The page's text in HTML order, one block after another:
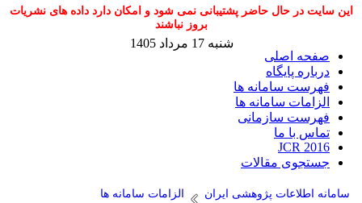
این سایت در حال حاضر پشتیبانی نمی شود و امکان دارد داده های نشریات
بروز نباشند
صفحه اصلی
درباره پایگاه
فهرست سامانه ها
الزامات سامانه ها
فهرست سازمانی
تماس با ما
JCR 2016
جستجوی مقالات
شنبه 17 مرداد 1405
سامانه اطلاعات پژوهشی ایران الزامات سامانه ها